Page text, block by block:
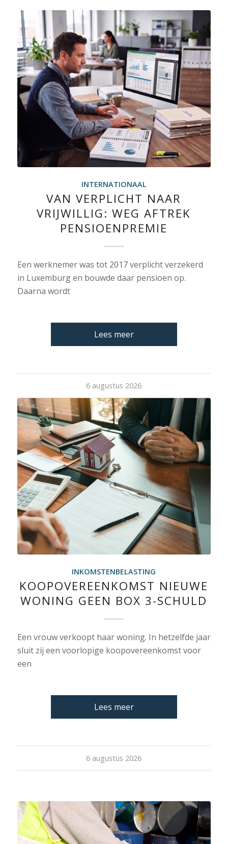
INTERNATIONAAL
VAN VERPLICHT NAAR
VRIJWILLIG: WEG AFTREK
PENSIOENPREMIE
Een werknemer was tot 2017 verplicht verzekerd
in Luxemburg en bouwde daar pensioen op.
Daarna wordt
Lees meer
6 augustus 2026
INKOMSTENBELASTING
KOOPOVEREENKOMST NIEUWE
WONING GEEN BOX 3-SCHULD
Een vrouw verkoopt haar woning. In hetzelfde jaar
sluit zij een voorlopige koopovereenkomst voor
een
Lees meer
6 augustus 2026